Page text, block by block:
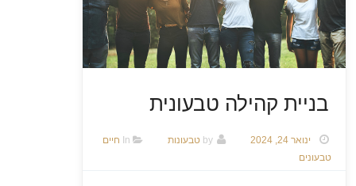
בניית קהילה טבעונית
ינואר 24, 2024 by טבעונות
חיים
טבעונים